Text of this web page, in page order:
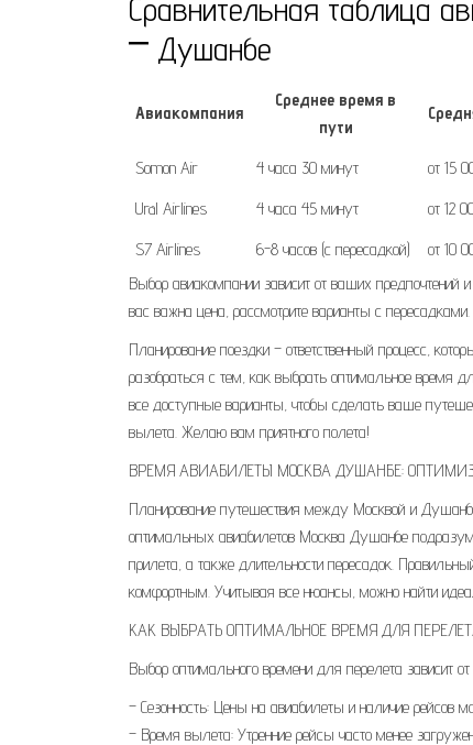
Сравнительная таблица
⎻ Душанбе
Авиакомпания
Среднее время в
пути
Somon Air 4 часа 30 минут от 15
Ural Airlines
4 часа 45 минут от 12
S7 Airlines
6-8 часов (с пересадкой) от 10
Выбор авиакомпании зависит от ваших
вас важна цена, рассмотрите варианты с пересадками.
Планирование поездки – ответственный процесс,
разобраться с тем, как выбрать оптимальное время
все доступные варианты, чтобы сделать ваше
вылета. Желаю вам приятного полета!
ВРЕМЯ АВИАБИЛЕТЫ МОСКВА ДУШАНБЕ:
Планирование путешествия между Москвой и
оптимальных авиабилетов Москва Душанбе
прилета, а также длительности пересадок.
комфортным. Учитывая все нюансы, можно найти
КАК ВЫБРАТЬ ОПТИМАЛЬНОЕ ВРЕМЯ ДЛЯ
Выбор оптимального времени для перелета зависит
– Сезонность: Цены на авиабилеты и наличие рейсов
– Время вылета: Утренние рейсы часто менее